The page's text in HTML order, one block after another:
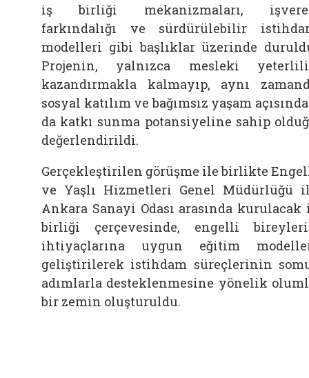
iş birliği mekanizmaları,
farkındalığı ve sürdürülebilir
modelleri gibi başlıklar üzerinde
Projenin, yalnızca mesleki
kazandırmakla kalmayıp, aynı
sosyal katılım ve bağımsız yaşam
da katkı sunma potansiyeline sahip
değerlendirildi.
Gerçekleştirilen görüşme ile birlikte
ve Yaşlı Hizmetleri Genel Müdürlüğü
Ankara Sanayi Odası arasında kurulacak
birliği çerçevesinde, engelli
ihtiyaçlarına uygun eğitim
geliştirilerek istihdam süreçlerinin
adımlarla desteklenmesine yönelik
bir zemin oluşturuldu.